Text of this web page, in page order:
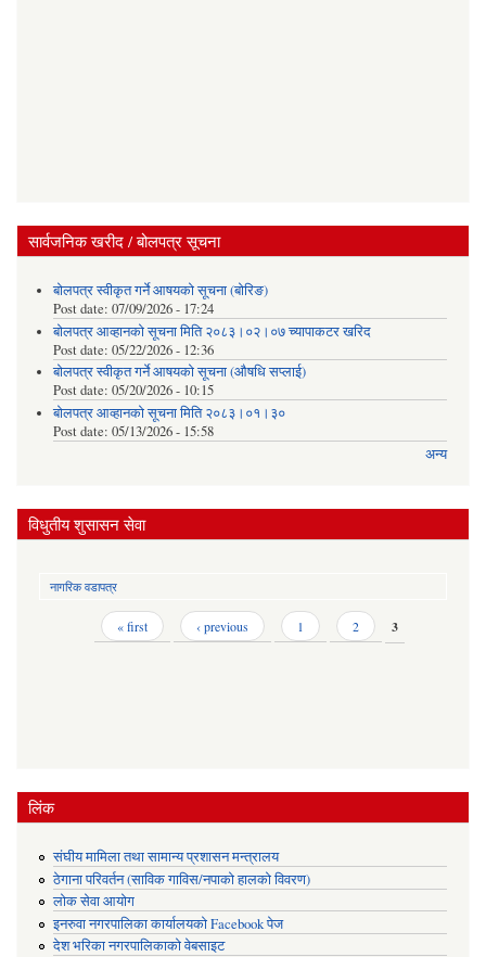
सार्वजनिक खरीद / बोलपत्र सूचना
बोलपत्र स्वीकृत गर्ने आषयको सूचना (बोरिङ)
Post date: 07/09/2026 - 17:24
बोलपत्र आव्हानको सूचना मिति २०८३।०२।०७ च्यापाकटर खरिद
Post date: 05/22/2026 - 12:36
बोलपत्र स्वीकृत गर्ने आषयको सूचना (औषधि सप्लाई)
Post date: 05/20/2026 - 10:15
बोलपत्र आव्हानको सूचना मिति २०८३।०१।३०
Post date: 05/13/2026 - 15:58
अन्य
विधुतीय शुसासन सेवा
नागरिक वडापत्र
« first ‹ previous 1 2 3
लिंक
संघीय मामिला तथा सामान्य प्रशासन मन्त्रालय
ठेगाना परिवर्तन (साविक गाविस/नपाको हालको विवरण)
लोक सेवा आयोग
इनरुवा नगरपालिका कार्यालयको Facebook पेज
देश भरिका नगरपालिकाको वेबसाइट